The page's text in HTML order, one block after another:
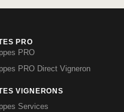
PRO
PRO
PRO Direct Vigneron
VIGNERONS
Services